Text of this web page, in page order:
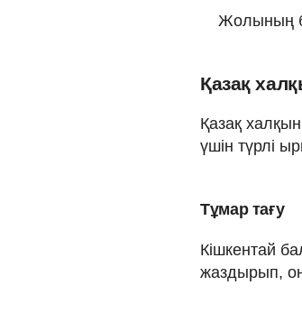
Жолының
Қазақ
Қазақ
үшін түрлі
Тұмар тағу
Кішкентай
жаздырып,